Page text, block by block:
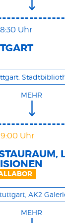
Uhr
MEHR
Uhr
AK2
MEHR